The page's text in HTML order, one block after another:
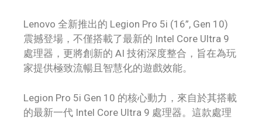
Lenovo 全新推出的 Legion Pro 5i (16”, Gen 10)
震撼登場，不僅搭載了最新的 Intel Core Ultra 9
處理器，更將創新的 AI 技術深度整合，旨在為玩
家提供極致流暢且智慧化的遊戲效能。
Legion Pro 5i Gen 10 的核心動力，來自於其搭載
的最新一代 Intel Core Ultra 9 處理器。這款處理